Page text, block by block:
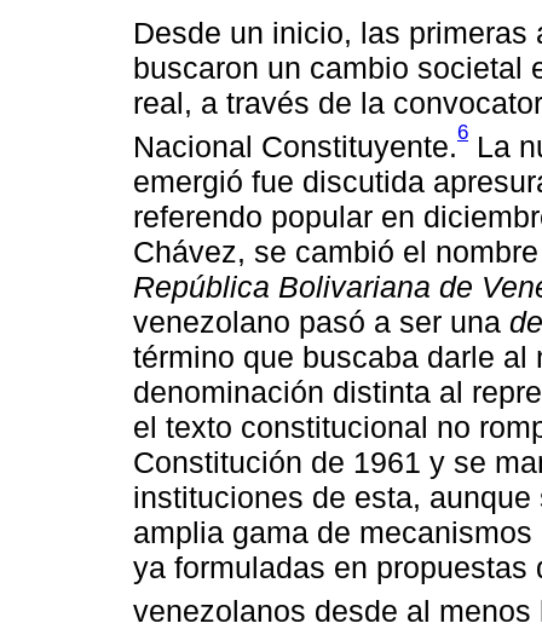
Desde un inicio, las
buscaron un cambio societal
real, a través de la
Nacional Constituyente.6 La
emergió fue discutida
referendo popular en
Chávez, se cambió el
República Bolivariana de
venezolano pasó a ser una
término que buscaba darle
denominación distinta al
el texto constitucional no
Constitución de 1961 y se
instituciones de esta,
amplia gama de
ya formuladas en
venezolanos desde al